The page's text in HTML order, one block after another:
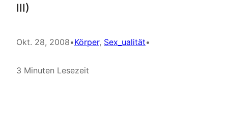
III)
Okt. 28, 2008•Körper, Sex_ualität•
3 Minuten Lesezeit